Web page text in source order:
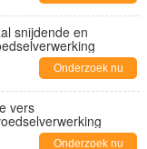
snijdende en
Onderzoek nu
vers
voor voedselverwerking
Onderzoek nu